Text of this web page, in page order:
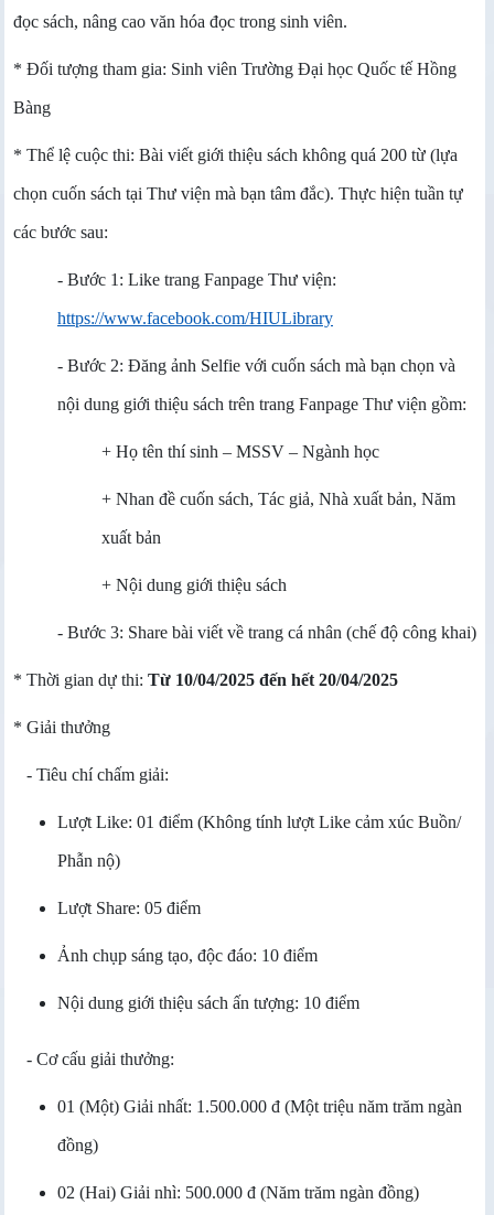
đọc sách, nâng cao văn hóa đọc trong sinh viên.
* Đối tượng tham gia: Sinh viên Trường Đại học Quốc tế Hồng
Bàng
* Thể lệ cuộc thi: Bài viết giới thiệu sách không quá 200 từ (lựa
chọn cuốn sách tại Thư viện mà bạn tâm đắc). Thực hiện tuần tự
các bước sau:
- Bước 1: Like trang Fanpage Thư viện:
https://www.facebook.com/HIULibrary
- Bước 2: Đăng ảnh Selfie với cuốn sách mà bạn chọn và
nội dung giới thiệu sách trên trang Fanpage Thư viện gồm:
+ Họ tên thí sinh – MSSV – Ngành học
+ Nhan đề cuốn sách, Tác giả, Nhà xuất bản, Năm
xuất bản
+ Nội dung giới thiệu sách
- Bước 3: Share bài viết về trang cá nhân (chế độ công khai)
* Thời gian dự thi: Từ 10/04/2025 đến hết 20/04/2025
* Giải thưởng
- Tiêu chí chấm giải:
Lượt Like: 01 điểm (Không tính lượt Like cảm xúc Buồn/
Phẫn nộ)
Lượt Share: 05 điểm
Ảnh chụp sáng tạo, độc đáo: 10 điểm
Nội dung giới thiệu sách ấn tượng: 10 điểm
- Cơ cấu giải thưởng:
01 (Một) Giải nhất: 1.500.000 đ (Một triệu năm trăm ngàn
đồng)
02 (Hai) Giải nhì: 500.000 đ (Năm trăm ngàn đồng)